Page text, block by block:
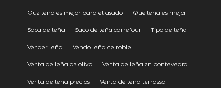
Que leña es mejor para el asado Que leña es mejor
Saca de leña Saco de leña carrefour Tipo de leña
Vender leña Vendo leña de roble
Venta de leña de olivo Venta de leña en pontevedra
Venta de leña precios Venta de leña terrassa